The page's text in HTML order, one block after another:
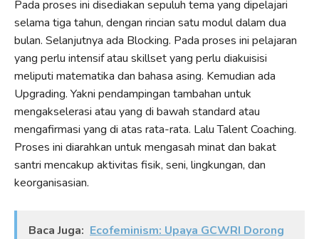
Pada proses ini disediakan sepuluh tema yang dipelajari
selama tiga tahun, dengan rincian satu modul dalam dua
bulan. Selanjutnya ada Blocking. Pada proses ini pelajaran
yang perlu intensif atau skillset yang perlu diakuisisi
meliputi matematika dan bahasa asing. Kemudian ada
Upgrading. Yakni pendampingan tambahan untuk
mengakselerasi atau yang di bawah standard atau
mengafirmasi yang di atas rata-rata. Lalu Talent Coaching.
Proses ini diarahkan untuk mengasah minat dan bakat
santri mencakup aktivitas fisik, seni, lingkungan, dan
keorganisasian.
Baca Juga: Ecofeminism: Upaya GCWRI Dorong